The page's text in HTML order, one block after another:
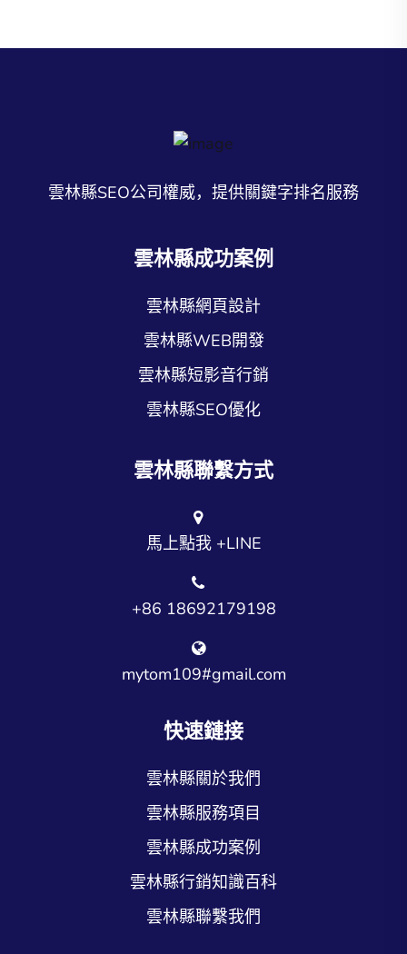
雲林縣SEO公司權威，提供關鍵字排名服務
雲林縣成功案例
雲林縣網頁設計
雲林縣WEB開發
雲林縣短影音行銷
雲林縣SEO優化
雲林縣聯繫方式
馬上點我 +LINE
+86 18692179198
mytom109#gmail.com
快速鏈接
雲林縣關於我們
雲林縣服務項目
雲林縣成功案例
雲林縣行銷知識百科
雲林縣聯繫我們